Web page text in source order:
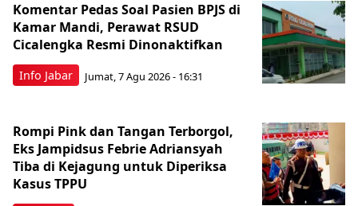
Info Jabar
Komentar Pedas Soal Pasien BPJS di
Kamar Mandi, Perawat RSUD
Cicalengka Resmi Dinonaktifkan
Jumat, 7 Agu 2026 - 16:31
Rompi Pink dan Tangan Terborgol,
Eks Jampidsus Febrie Adriansyah
Tiba di Kejagung untuk Diperiksa
Kasus TPPU